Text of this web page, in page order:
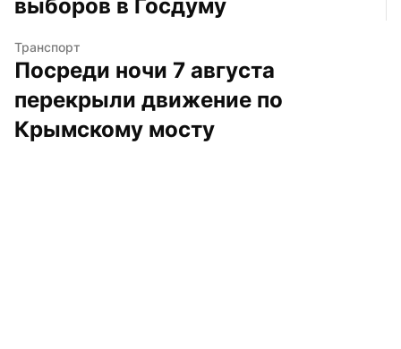
выборов в Госдуму
Транспорт
Посреди ночи 7 августа
перекрыли движение по
Крымскому мосту